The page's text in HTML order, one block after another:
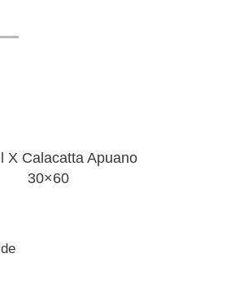
X Calacatta Apuano
30×60